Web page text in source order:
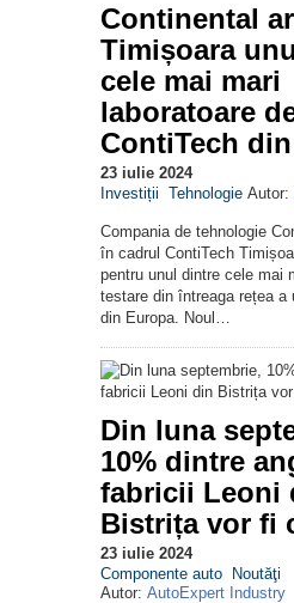
Continental
Timișoara
cele mai mari
laboratoare
ContiTech
23 iulie 2024
Investiții Tehnologie Autor:
Compania de tehnologie
în cadrul ContiTech
pentru unul dintre cele mai
testare din întreaga rețea a
din Europa. Noul…
Din luna
10% dintre
fabricii Leoni
Bistrița vor fi
23 iulie 2024
Componente auto Noutăţi
Autor: AutoExpert Industry